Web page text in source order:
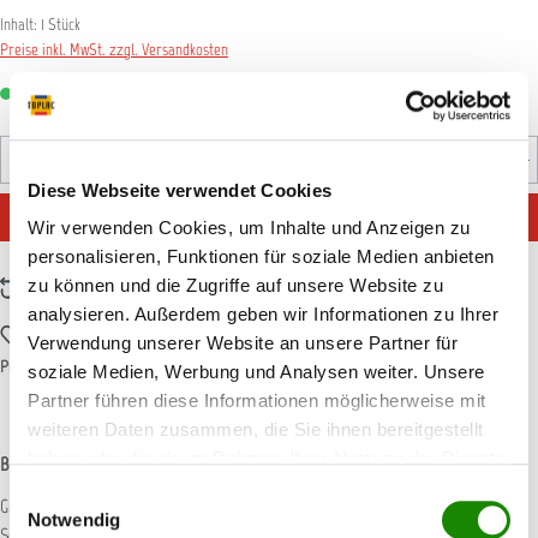
Diese Webseite verwendet Cookies
Wir verwenden Cookies, um Inhalte und Anzeigen zu
personalisieren, Funktionen für soziale Medien anbieten
zu können und die Zugriffe auf unsere Website zu
analysieren. Außerdem geben wir Informationen zu Ihrer
Verwendung unserer Website an unsere Partner für
soziale Medien, Werbung und Analysen weiter. Unsere
Partner führen diese Informationen möglicherweise mit
weiteren Daten zusammen, die Sie ihnen bereitgestellt
Notwendig
Inhalt: 1 Stück
Preise inkl. MwSt. zzgl. Versandkosten
Sofort verfügbar, Lieferzeit: 1-3 Tage
Produkt Anzahl: Gib den gewünschten Wert ein oder
IN DEN WARENKORB
Zum Vergleich hinzufügen
Zum Merkzettel hinzufügen
Produktnummer:AM00379
Beschreibung
Glasschaber mit gummiertem Griff und Flaschenöffner für die Reinigung von